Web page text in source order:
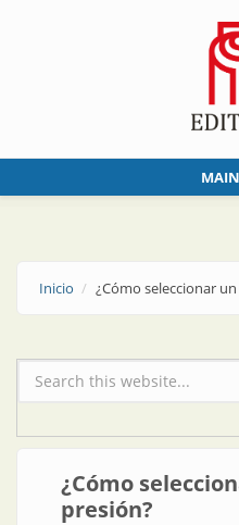
Inicio ¿Cómo seleccionar
Formulario de búsqueda
¿Cómo
presión?